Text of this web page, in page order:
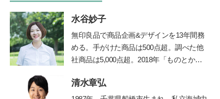
水谷妙子
無印良品で商品企画&デザインを13年間務
める。手がけた商品は500点超。調べた他
社商品は5,000点超。2018年「ものとかぞ
納サービスやお片づけ講座を行うかたわ
ら、雑誌やWebでも活動中。フォロワー5.
清水章弘